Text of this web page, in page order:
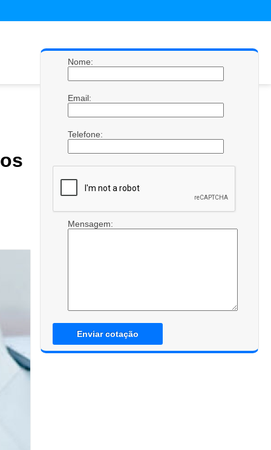
Nome:
Email:
Telefone:
Mensagem:
Enviar cotação